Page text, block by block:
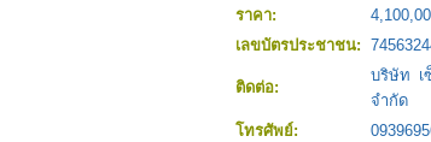
ราคา:
เลขบัตรประชาชน:
ติดต่อ:
บริษัท เ
จำกัด
โทรศัพย์: